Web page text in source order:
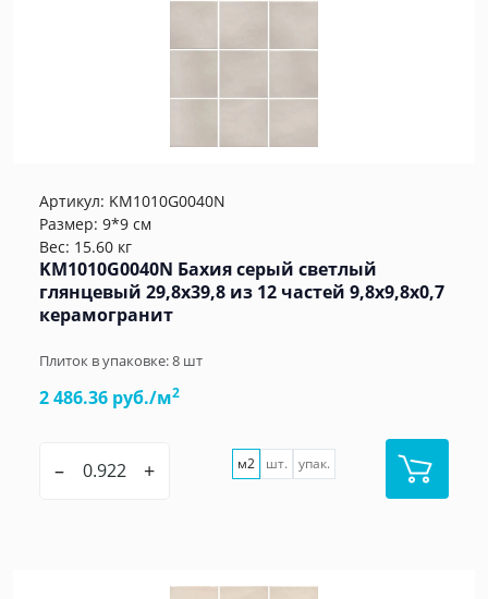
Артикул: KM1010G0040N
Размер: 9*9 см
Вес: 15.60 кг
KM1010G0040N Бахия серый светлый
глянцевый 29,8х39,8 из 12 частей 9,8x9,8x0,7
керамогранит
Плиток в упаковке:8 шт
2 486.36 руб./м2
– + м2 шт. упак.